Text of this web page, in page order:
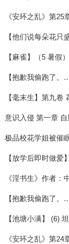
《安环之乱》第25
【他们说每朵花只
【麻雀】（5 暑假）
【抱歉我偷跑了
【毫末生】第九卷
意识入侵 第一章 自
极品校花学姐被催
【放学后即时做爱
《淫书生》作者：
【抱歉我偷跑了
【池塘小满】 (6)
《安环之乱》第24